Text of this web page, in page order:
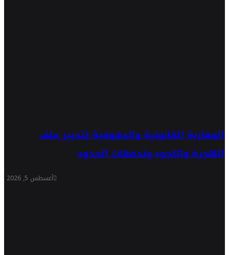
المقاربة القانونية والحقوقية لتدبير ملف
الهجرة واللجوء وتدفقات الحدود
أغسطس 5, 2026